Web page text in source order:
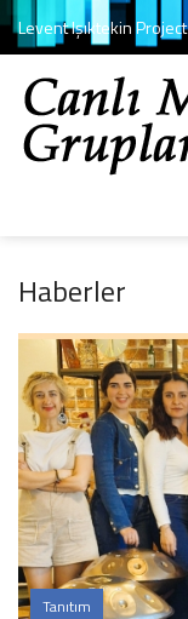
Levent Işıktekin Project
Haberler
Tanıtım